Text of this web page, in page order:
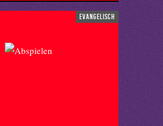
evangelisch